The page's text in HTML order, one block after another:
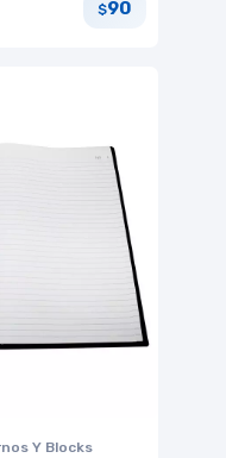
$90
Y Blocks